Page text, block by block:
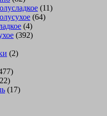
(11)
(64)
(4)
(392)
(2)
(17)